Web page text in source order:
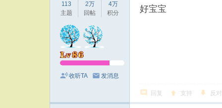
113
主题
2万
回帖
4万
积分
收听TA 发消息
好宝宝
回复 支持 反对